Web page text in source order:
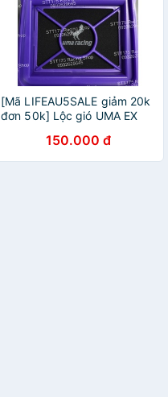
[Mã LIFEAU5SALE giảm 20k
đơn 50k] Lộc gió UMA EX
150.000 đ